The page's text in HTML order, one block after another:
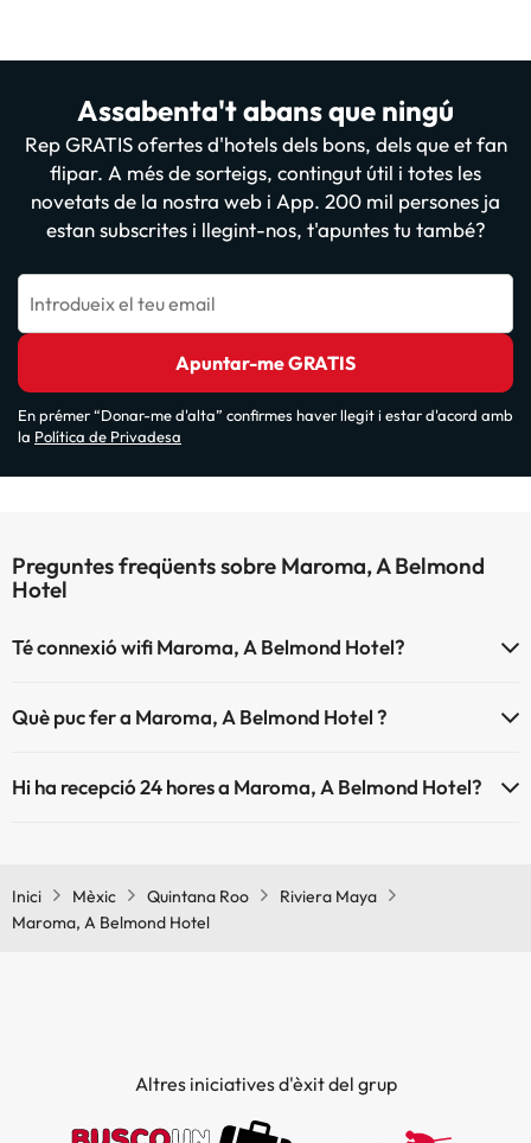
Assabenta't abans que ningú
Rep GRATIS ofertes d'hotels dels bons, dels que et fan
flipar. A més de sorteigs, contingut útil i totes les
novetats de la nostra web i App. 200 mil persones ja
estan subscrites i llegint-nos, t'apuntes tu també?
Introdueix el teu email
Apuntar-me GRATIS
En prémer “Donar-me d'alta” confirmes haver llegit i estar d'acord amb
la Política de Privadesa
Preguntes freqüents sobre Maroma, A Belmond
Hotel
Té connexió wifi Maroma, A Belmond Hotel?
Què puc fer a Maroma, A Belmond Hotel ?
(algunes poden ser de pagament).
Hi ha recepció 24 hores a Maroma, A Belmond Hotel?
Inici Mèxic Quintana Roo
Riviera Maya
Maroma, A Belmond Hotel
Altres iniciatives d'èxit del grup